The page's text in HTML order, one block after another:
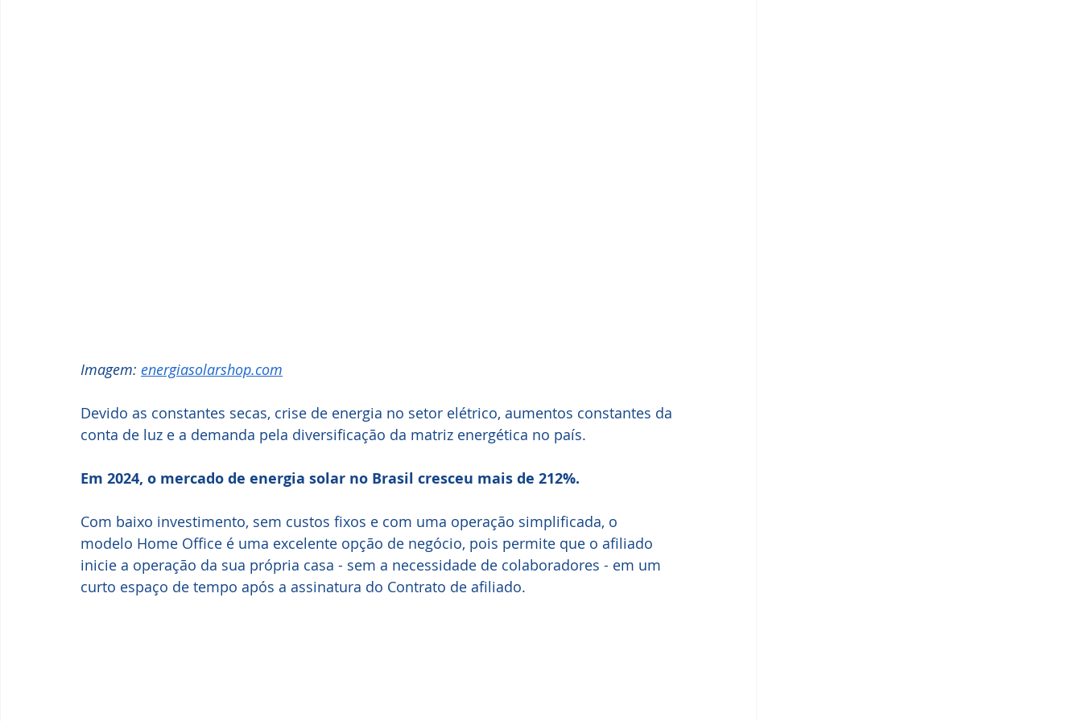
Imagem: energiasolarshop.com
Devido as constantes secas, crise de energia no setor elétrico, aumentos constantes da
conta de luz e a demanda pela diversificação da matriz energética no país.
Em 2024, o mercado de energia solar no Brasil cresceu mais de 212%.
Com baixo investimento, sem custos fixos e com uma operação simplificada, o
modelo Home Office é uma excelente opção de negócio, pois permite que o afiliado
inicie a operação da sua própria casa - sem a necessidade de colaboradores - em um
curto espaço de tempo após a assinatura do Contrato de afiliado.